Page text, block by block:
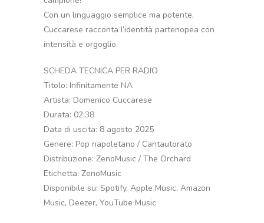
Con un linguaggio semplice ma potente,
Cuccarese racconta l’identità partenopea con
intensità e orgoglio.
SCHEDA TECNICA PER RADIO
Titolo: Infinitamente NA
Artista: Domenico Cuccarese
Durata: 02:38
Data di uscita: 8 agosto 2025
Genere: Pop napoletano / Cantautorato
Distribuzione: ZenoMusic / The Orchard
Etichetta: ZenoMusic
Disponibile su: Spotify, Apple Music, Amazon
Music, Deezer, YouTube Music